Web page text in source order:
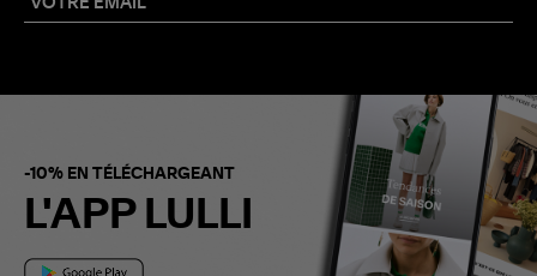
-10% EN TÉLÉCHARGEANT
L'APP LULLI